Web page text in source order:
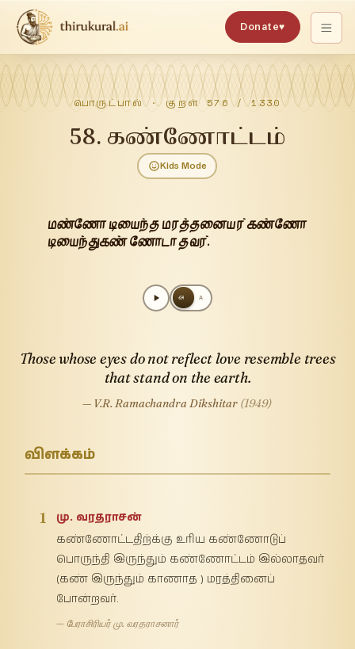
Donate♥
பொருட்பால்· குறள்576 /1330
58.கண்ணோட்டம்
Kids Mode
மண்ணோ டியைந்த மரத்தனையர் கண்ணோ
டியைந்துகண் ணோடா தவர்.
அ A
Those whose eyes do not reflect love resemble trees
that stand on the earth.
— V.R. Ramachandra Dikshitar (1949)
விளக்கம்
1
மு. வரதராசன்
கண்ணோட்டதிற்க்கு உரிய கண்ணோடுப்
பொருந்தி இருந்தும் கண்ணோட்டம் இல்லாதவர்
(கண் இருந்தும் காணாத ) மரத்தினைப்
போன்றவர்.
— பேராசிரியர் மு. வரதராசனார்